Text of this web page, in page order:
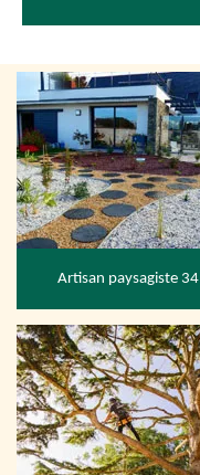
Artisan paysagiste 34